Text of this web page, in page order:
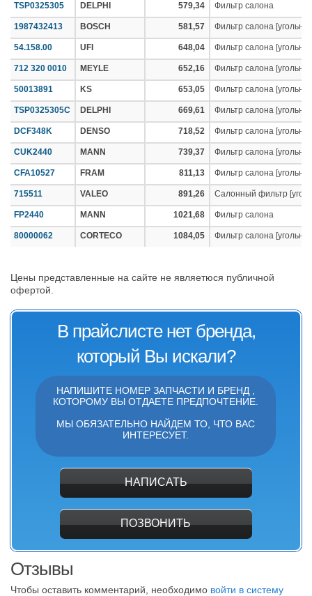
TSP0325305 DELPHI 579,34 Фильтр салона
1987432413 BOSCH 581,57 Фильтр салона
54.158.00 UFI 648,04 Фильтр салона
712 320 0010 MEYLE 652,16 Фильтр салона
50013891 KS 653,05 Фильтр салона
TSP0325305C DELPHI 669,61 Фильтр салона
DCF348K DENSO 718,52 Фильтр салона
CUK2440 MANN 739,37 Фильтр салона
CFA10527 FRAM 811,13 Фильтр салона
715511 VALEO 891,26 Салонный фильтр
FP2440 MANN 1021,68 Фильтр салона
80000062 CORTECO 1084,05 Фильтр салона
Цены представленные на сайте не являетюся публичной
офертой.
В прайслисте нет бренда,
который Вы искали?
НАПИШИТЕ НОМЕР ЗАПЧАСТИ И БРЕНД ,
КОТОРОМУ ВЫ ОТДАЕТЕ ПРЕДПОЧТЕНИЕ.
МЫ ОБЯЗАТЕЛЬНО НАЙДЕМ ТО, ЧТО ВАС
ИНТЕРЕСУЕТ.
НАПИСАТЬ
ПОЗВОНИТЬ
Отзывы
Чтобы оставить комментарий, необходимо войти в систему